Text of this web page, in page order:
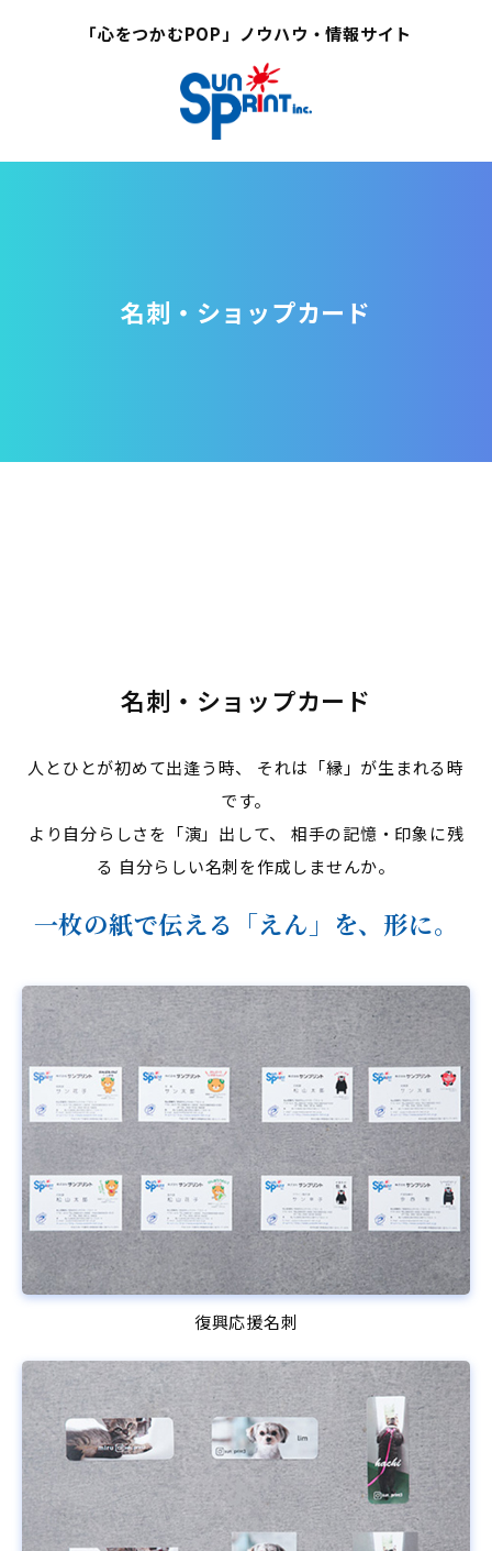
「心をつかむPOP」ノウハウ・情報サイト
名刺・ショップカード
名刺・ショップカード
人とひとが初めて出逢う時、 それは「縁」が生まれる時
です。
より自分らしさを「演」出して、 相手の記憶・印象に残
る 自分らしい名刺を作成しませんか。
一枚の紙で伝える「えん」を、形に。
復興応援名刺